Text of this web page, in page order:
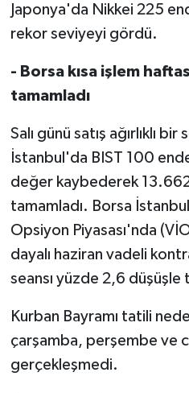
Japonya'da Nikkei 225
rekor seviyeyi gördü.
- Borsa kısa işlem
tamamladı
Salı günü satış ağırlıklı
İstanbul'da BIST 100
değer kaybederek
tamamladı. Borsa
Opsiyon Piyasası'nda
dayalı haziran vadeli
seansı yüzde 2,6 düşüşle
Kurban Bayramı tatili
çarşamba, perşembe ve
gerçekleşmedi.